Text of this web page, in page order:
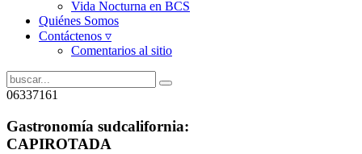
Vida Nocturna en BCS
Quiénes Somos
Contáctenos ▿
Comentarios al sitio
06337161
Gastronomía sudcalifornia:
CAPIROTADA